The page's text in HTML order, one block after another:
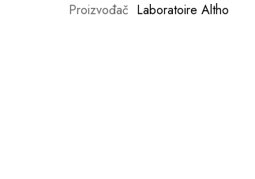
Proizvođač Laboratoire Altho